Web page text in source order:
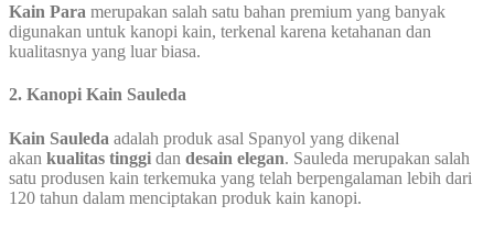
Kain Para merupakan salah satu bahan premium yang banyak
digunakan untuk kanopi kain, terkenal karena ketahanan dan
kualitasnya yang luar biasa.
2. Kanopi Kain Sauleda
Kain Sauleda adalah produk asal Spanyol yang dikenal
akan kualitas tinggi dan desain elegan. Sauleda merupakan salah
satu produsen kain terkemuka yang telah berpengalaman lebih dari
120 tahun dalam menciptakan produk kain kanopi.